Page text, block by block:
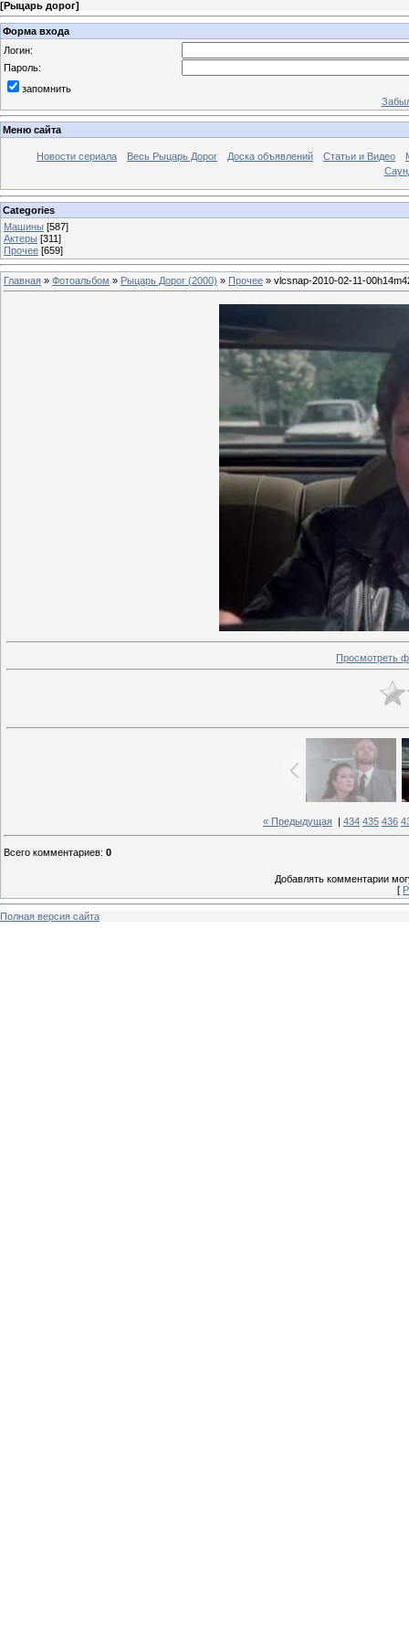
[Рыцарь дорог]
Форма входа
Логин:
Пароль:
запомнить
Меню сайта
Новости сериала Весь Рыцарь Дорог Доска объявлений Статьи и Видео
Categories
Машины [587]
Актеры [311]
Прочее [659]
Главная » Фотоальбом » Рыцарь Дорог (2000) » Прочее » vlcsnap-2010-02-11-
Просмотреть
« Предыдущая 434 435 436
Всего комментариев: 0
Добавлять комментарии
[
Полная версия сайта